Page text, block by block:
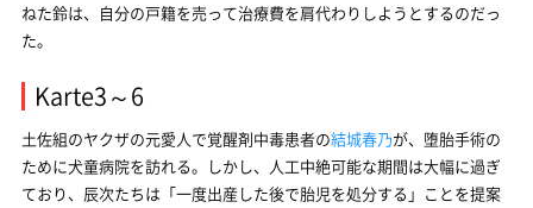
ねた鈴は、自分の戸籍を売って治療費を肩代わりしようとするのだっ
た。
Karte3～6
土佐組のヤクザの元愛人で覚醒剤中毒患者の結城春乃が、堕胎手術の
ために犬童病院を訪れる。しかし、人工中絶可能な期間は大幅に過ぎ
ており、辰次たちは「一度出産した後で胎児を処分する」ことを提案